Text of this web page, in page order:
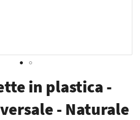
in plastica -
- Naturale